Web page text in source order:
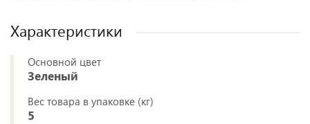
Характеристики
Основной цвет
Зеленый
Вес товара в упаковке (кг)
5